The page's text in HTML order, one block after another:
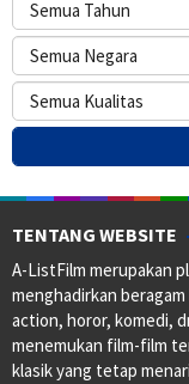
TENTANG WEBSITE
A-ListFilm merupakan
menghadirkan
action, horor, komedi,
menemukan film-film
klasik yang tetap